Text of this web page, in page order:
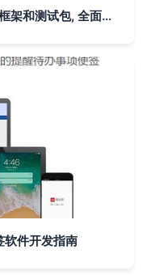
雅培信息开发出 starlims 自动验证框架和测试包, 全面助力实验室软件验证流程
软件开发指南